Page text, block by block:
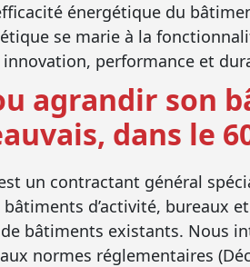
énergétique du
se marie à la
performance et
agrandir son
dans le
un contractant général
d’activité, bureaux
bâtiments existants. Nous
aux normes réglementaires